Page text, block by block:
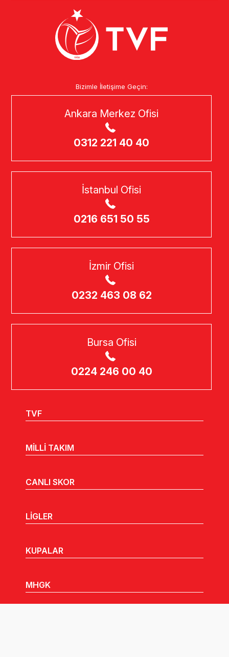
Bizimle İletişime Geçin:
Ankara Merkez Ofisi
0312 221 40 40
İstanbul Ofisi
0216 651 50 55
İzmir Ofisi
0232 463 08 62
Bursa Ofisi
0224 246 00 40
TVF
MİLLİ TAKIM
CANLI SKOR
LİGLER
KUPALAR
MHGK